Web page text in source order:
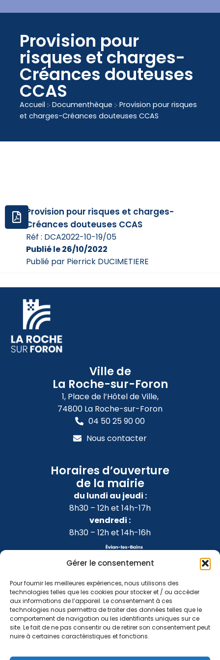
Gérer le consentement
Pour fournir les meilleures expériences, nous utilisons des
technologies telles que les cookies pour stocker et / ou accéder
aux informations de l’appareil. Le consentement à ces
technologies nous permettra de traiter des données telles que le
comportement de navigation ou les identifiants uniques sur ce
site. Le fait de ne pas consentir ou de retirer son consentement peut
nuire à certaines caractéristiques et fonctions.
principal
Provision pour
risques et charges-
Créances douteuses
CCAS
Accueil ჻ Documenthèque ჻ Provision pour risques
et charges-Créances douteuses CCAS
Provision pour risques et charges-
Créances douteuses CCAS
Réf : DCA2022-10-19/05
Publié le 26/10/2022
Publié par Pierrick DUCIMETIERE
Ville de
La Roche-sur-Foron
1, Place de l’Hôtel de Ville,
74800 La Roche-sur-Foron
04 50 25 90 00
Nous contacter
Horaires d’ouverture
de la mairie
du lundi au jeudi :
8h30 – 12h et 14h-17h
vendredi :
8h30 – 12h et 14h-16h